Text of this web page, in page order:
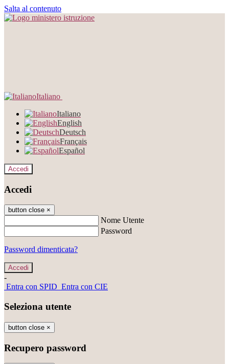
Salta al contenuto
Italiano
Italiano
English
Deutsch
Français
Español
Accedi
Accedi
button close ×
Nome Utente
Password
Password dimenticata?
-
Entra con SPID Entra con CIE
Seleziona utente
button close ×
Recupero password